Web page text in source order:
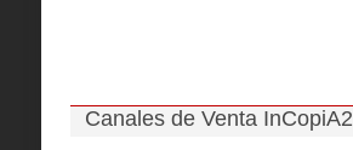
Canales de Venta InCopiA2